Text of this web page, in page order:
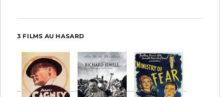
3 FILMS AU HASARD